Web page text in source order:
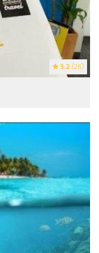
3.2 (26)